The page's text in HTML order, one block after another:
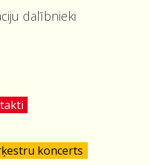
dalībnieki
koncerts